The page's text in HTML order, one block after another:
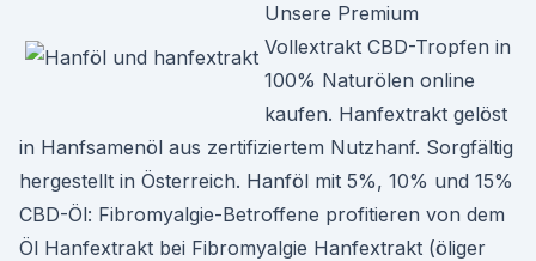
Unsere Premium
Vollextrakt CBD-Tropfen in
100% Naturölen online
kaufen. Hanfextrakt gelöst
in Hanfsamenöl aus zertifiziertem Nutzhanf. Sorgfältig
hergestellt in Österreich. Hanföl mit 5%, 10% und 15%
CBD-Öl: Fibromyalgie-Betroffene profitieren von dem
Öl Hanfextrakt bei Fibromyalgie Hanfextrakt (öliger